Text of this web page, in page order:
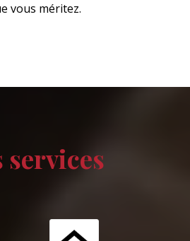
vous méritez.
services